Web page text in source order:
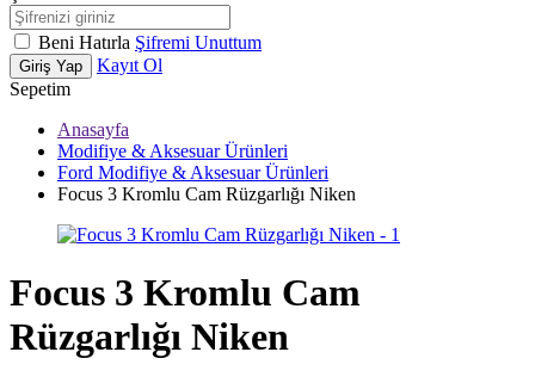
Beni Hatırla Şifremi Unuttum
Giriş Yap
Kayıt Ol
Sepetim
Anasayfa
Modifiye & Aksesuar Ürünleri
Ford Modifiye & Aksesuar Ürünleri
Focus 3 Kromlu Cam Rüzgarlığı Niken
Focus 3 Kromlu Cam
Rüzgarlığı Niken